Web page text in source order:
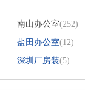
南山办公室(252)
盐田办公室(12)
深圳厂房装(5)